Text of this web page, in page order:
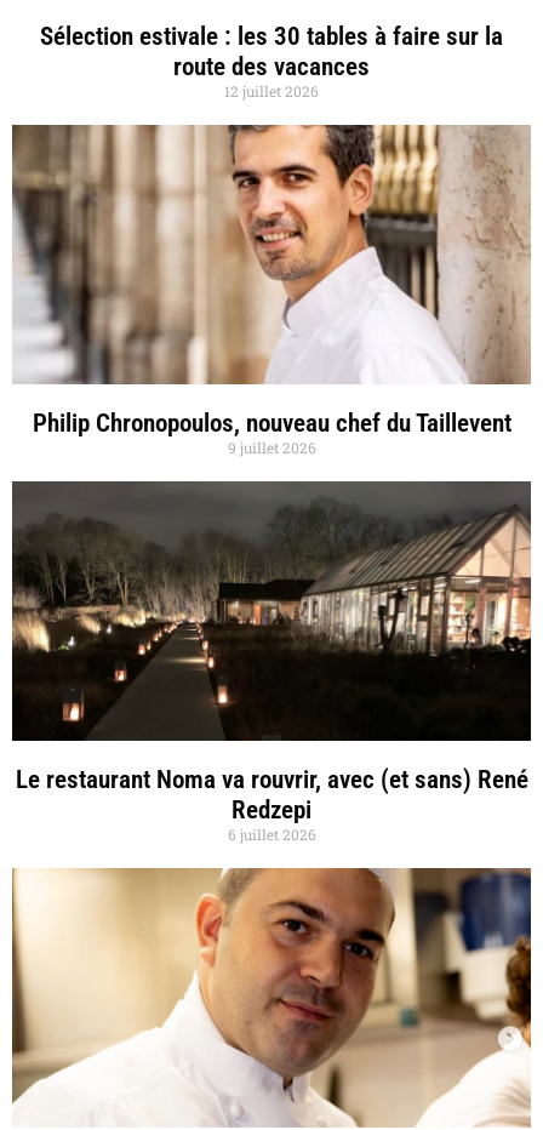
Sélection estivale : les 30 tables à faire sur la
route des vacances
12 juillet 2026
Philip Chronopoulos, nouveau chef du Taillevent
9 juillet 2026
Le restaurant Noma va rouvrir, avec (et sans) René
Redzepi
6 juillet 2026